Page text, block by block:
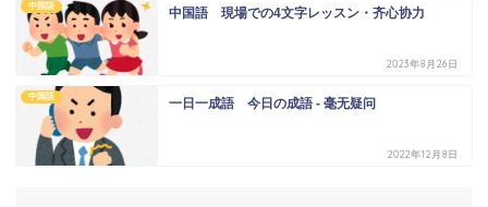
中国語 中国語 現場での4文字レッスン・齐心协力
2023年8月26日
中国語 一日一成語 今日の成語 - 毫无疑问
2022年12月8日